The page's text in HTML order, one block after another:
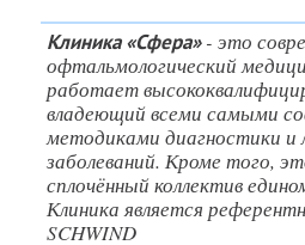
Клиника «Сфера»- это
офтальмологический
работает
владеющий всеми самыми
методиками диагностики и
заболеваний. Кроме того,
сплочённый коллектив
Клиника является
SCHWIND